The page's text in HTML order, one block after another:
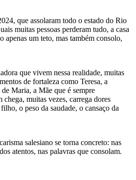
que assolaram todo o estado do Rio
muitas pessoas perderam tudo, a casa
apenas um teto, mas também consolo,
que vivem nessa realidade, muitas
de fortaleza como Teresa, a
Maria, a Mãe que é sempre
muitas vezes, carrega dores
o peso da saudade, o cansaço da
salesiano se torna concreto: nas
atentos, nas palavras que consolam.